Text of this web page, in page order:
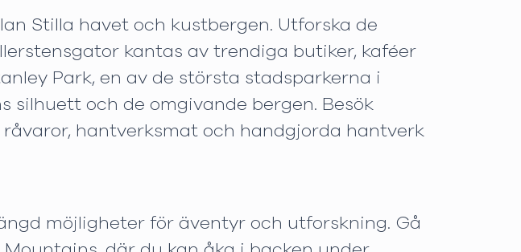
Stilla havet och kustbergen. Utforska de
kantas av trendiga butiker, kaféer
Park, en av de största stadsparkerna i
silhuett och de omgivande bergen. Besök
hantverksmat och handgjorda hantverk
möjligheter för äventyr och utforskning. Gå